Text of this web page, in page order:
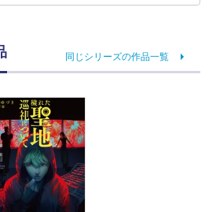
同じシリーズの作品一覧